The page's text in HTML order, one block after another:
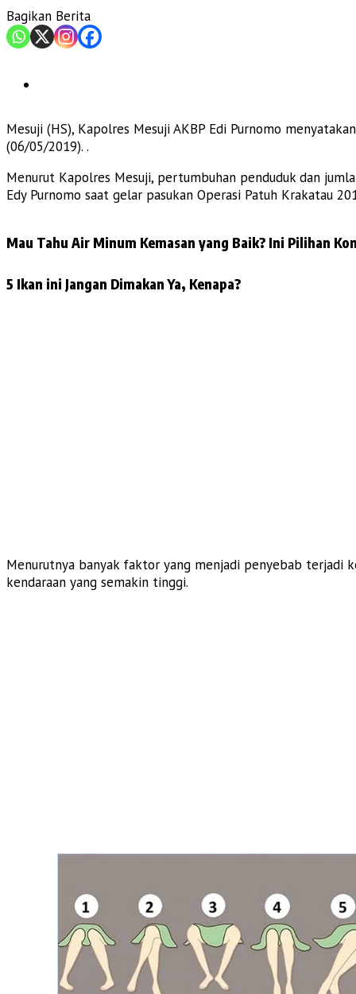
Bagikan Berita
Mesuji (HS), Kapolres Mesuji AKBP Edi Purnomo
(06/05/2019). .
Menurut Kapolres Mesuji, pertumbuhan penduduk dan
Edy Purnomo saat gelar pasukan Operasi Patuh Krakatau
Mau Tahu Air Minum Kemasan yang Baik? Ini Pilihan
5 Ikan ini Jangan Dimakan Ya, Kenapa?
Menurutnya banyak faktor yang menjadi penyebab terjadi
kendaraan yang semakin tinggi.